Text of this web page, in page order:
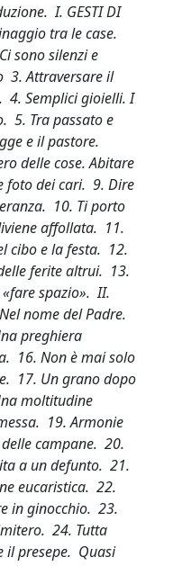
I. GESTI DI
tra le case.
sono silenzi e
3. Attraversare il
4. Semplici gioielli. I
5. Tra passato e
e il pastore.
delle cose. Abitare
foto dei cari. 9. Dire
10. Ti porto
affollata. 11.
cibo e la festa. 12.
ferite altrui. 13.
«fare spazio». II.
Nel nome del Padre.
preghiera
16. Non è mai solo
17. Un grano dopo
moltitudine
19. Armonie
campane. 20.
a un defunto. 21.
eucaristica. 22.
in ginocchio. 23.
24. Tutta
il presepe. Quasi